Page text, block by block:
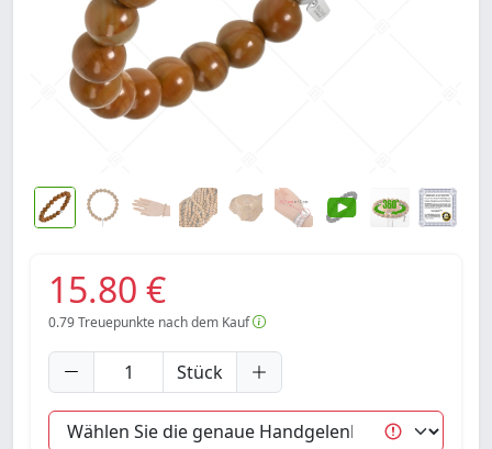
15.80 €
0.79Treuepunkte nach dem Kauf
Stück